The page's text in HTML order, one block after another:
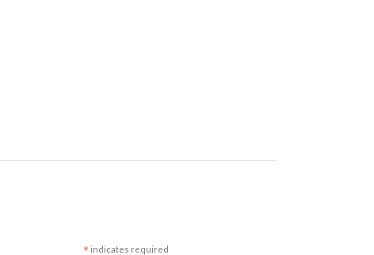
* indicates required